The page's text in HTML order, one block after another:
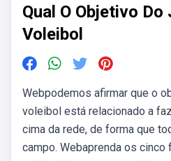
Qual O Objetivo Do
Voleibol
Webpodemos afirmar que o
voleibol está relacionado a
cima da rede, de forma que
campo. Webaprenda os cinco